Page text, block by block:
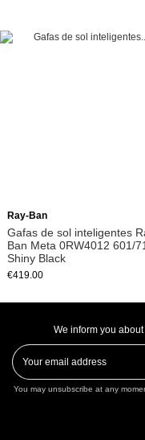
Ray-Ban
Gafas de sol inteligentes
Ban Meta 0RW4012 601/
Shiny Black
€419.00
We inform you
You may unsubscribe at any